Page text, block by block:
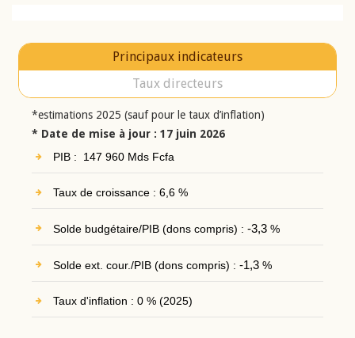
Principaux indicateurs
Taux directeurs
*estimations 2025 (sauf pour le taux d’inflation)
* Date de mise à jour : 17 juin 2026
PIB : 147 960 Mds Fcfa
Taux de croissance : 6,6 %
Solde budgétaire/PIB (dons compris) : -3,3%
Solde ext. cour./PIB (dons compris) : -1,3%
Taux d'inflation : 0 % (2025)